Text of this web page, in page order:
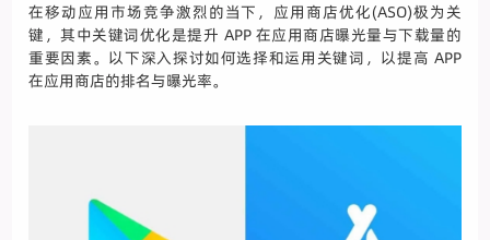
在移动应用市场竞争激烈的当下，应用商店优化(ASO)极为关
键，其中关键词优化是提升 APP 在应用商店曝光量与下载量的
重要因素。以下深入探讨如何选择和运用关键词，以提高 APP
在应用商店的排名与曝光率。